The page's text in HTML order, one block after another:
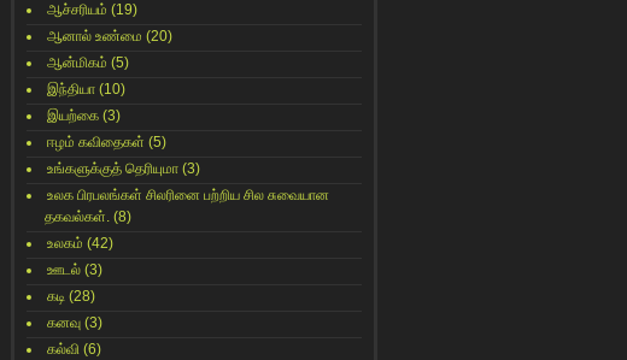
ஆச்சரியம் (19)
ஆனால் உண்மை (20)
ஆன்மிகம் (5)
இந்தியா (10)
இயற்கை (3)
ஈழம் கவிதைகள் (5)
உங்களுக்குத் தெரியுமா (3)
உலக பிரபலங்கள் சிலரினை பற்றிய சில சுவையான
தகவல்கள். (8)
உலகம் (42)
ஊடல் (3)
கடி (28)
கனவு (3)
கல்வி (6)